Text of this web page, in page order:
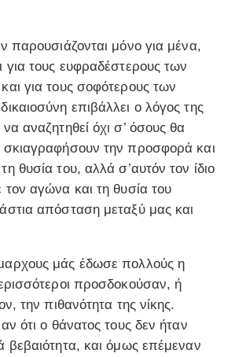
παρουσιάζονται μόνο για μένα,
για τους ευφραδέστερους των
για τους σοφότερους των
επιβάλλει ο λόγος της
αναζητηθεί όχι σ’ όσους θα
σκιαγραφήσουν την προσφορά και
θυσία του, αλλά σ’αυτόν τον ίδιο
αγώνα και τη θυσία του
απόσταση μεταξύ μας και
μάς έδωσε πολλούς η
προσδοκούσαν, ή
την πιθανότητα της νίκης.
ότι ο θάνατος τους δεν ήταν
βεβαιότητα, και όμως επέμεναν